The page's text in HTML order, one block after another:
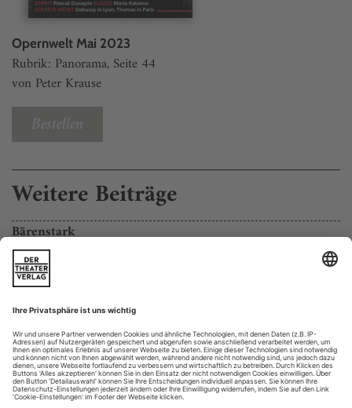
Opernwelt Mai 2023
Rubrik: Panorama, Seite 44
von Peter Krause
Bestellen
Weitere Beiträge
Bärenstark
Wagner: Siegfried ZÜRICH | OPERNHAUS
Andreas Homoki als einer, der aufräumt mit hergebrachten
Deutungsmethoden zu Richard Wagners «Ring des
Nibelungen»? Der Gedanke greift hoch, vielleicht zu hoch,
abwegig ist er nicht. Je weiter der neue Zürcher «Ring»
gedeiht, desto deutlicher wird, wie gut Homokis Konzept
aufgeht – die Maxime nämlich, nicht eine weitere Auslegung
der Tetralogie auf die Bühne zu...